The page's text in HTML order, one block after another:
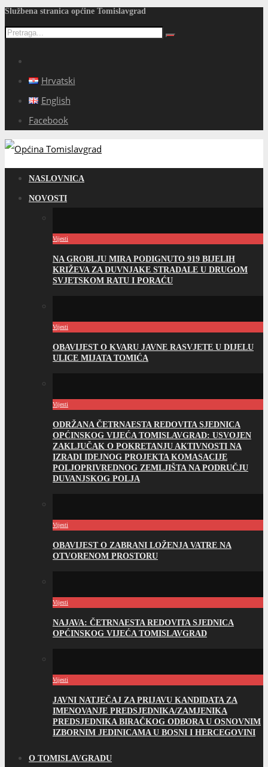
Službena stranica općine Tomislavgrad
Hrvatski
English
Facebook
NASLOVNICA
NOVOSTI
Vijesti
NA GROBLJU MIRA PODIGNUTO 919 BIJELIH
KRIŽEVA ZA DUVNJAKE STRADALE U DRUGOM
SVJETSKOM RATU I PORAĆU
Vijesti
OBAVIJEST O KVARU JAVNE RASVJETE U DIJELU
ULICE MIJATA TOMIĆA
Vijesti
ODRŽANA ČETRNAESTA REDOVITA SJEDNICA
OPĆINSKOG VIJEĆA TOMISLAVGRAD: USVOJEN
ZAKLJUČAK O POKRETANJU AKTIVNOSTI NA
IZRADI IDEJNOG PROJEKTA KOMASACIJE
POLJOPRIVREDNOG ZEMLJIŠTA NA PODRUČJU
DUVANJSKOG POLJA
Vijesti
OBAVIJEST O ZABRANI LOŽENJA VATRE NA
OTVORENOM PROSTORU
Vijesti
NAJAVA: ČETRNAESTA REDOVITA SJEDNICA
OPĆINSKOG VIJEĆA TOMISLAVGRAD
Vijesti
JAVNI NATJEČAJ ZA PRIJAVU KANDIDATA ZA
IMENOVANJE PREDSJEDNIKA/ZAMJENIKA
PREDSJEDNIKA BIRAČKOG ODBORA U OSNOVNIM
IZBORNIM JEDINICAMA U BOSNI I HERCEGOVINI
O TOMISLAVGRADU